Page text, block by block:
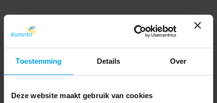
Toestemming Details Over
Deze website maakt gebruik van cookies